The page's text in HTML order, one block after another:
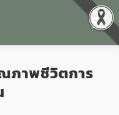
Menu
รรมและความโปร่งใส
าพชีวิตการ